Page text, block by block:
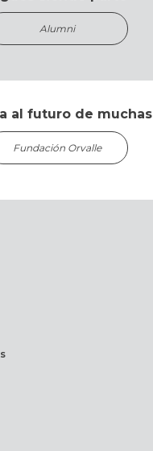
Alumni
al futuro de muchas
Fundación Orvalle